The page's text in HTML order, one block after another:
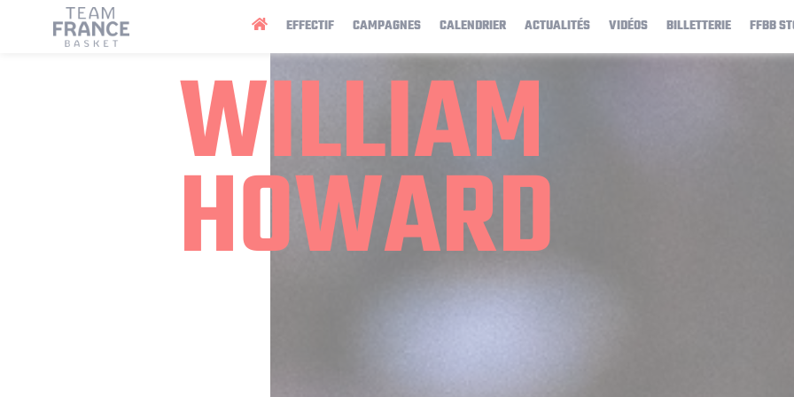
EFFECTIF CAMPAGNES CALENDRIER ACTUALITÉS VIDÉOS BILLETTERIE FFBB
WILLIAM
HOWARD
Panneau de gestion des cookies